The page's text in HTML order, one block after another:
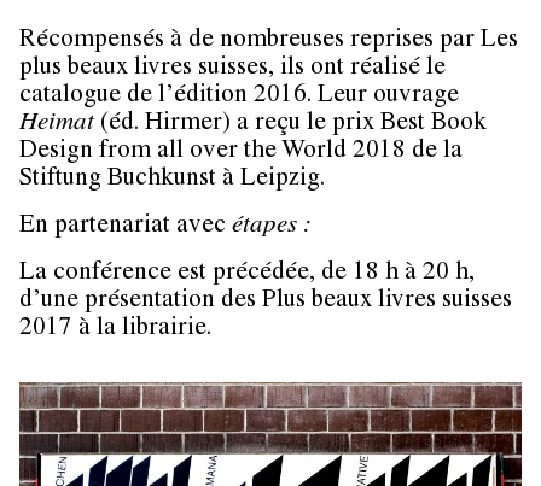
Récompensés à de nombreuses reprises par Les
plus beaux livres suisses, ils ont réalisé le
catalogue de l’édition 2016. Leur ouvrage
Heimat(éd. Hirmer) a reçu le prix Best Book
Design from all over the World 2018 de la
Stiftung Buchkunst à Leipzig.
En partenariat avec étapes :
La conférence est précédée, de 18 h à 20 h,
d’une présentation des Plus beaux livres suisses
2017 à la librairie.